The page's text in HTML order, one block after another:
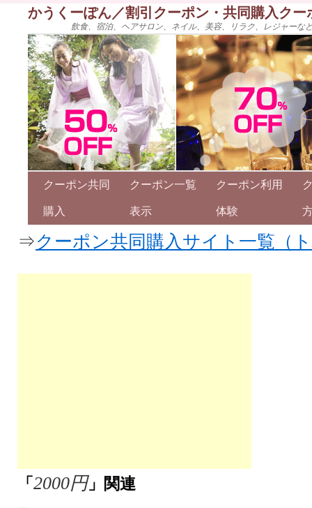
かうくーぽん／割引クーポン・共同購入ク
飲食、宿泊、ヘアサロン、ネイル、美容、リラク、レジャー
クーポン共同
購入
クーポン一覧
表示
クーポン利用
体験
⇒クーポン共同購入サイト一覧（
「 2000円」関連